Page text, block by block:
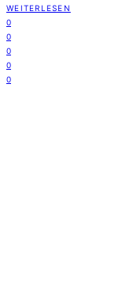
WEITERLESEN
0
0
0
0
0